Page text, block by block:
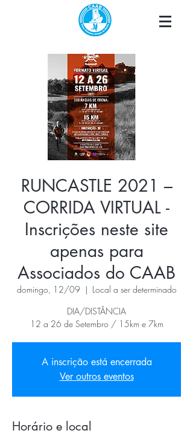
RUNCASTLE 2021 –
CORRIDA VIRTUAL -
Inscrições neste site
apenas para
Associados do CAAB
domingo, 12/09
  |
Local a ser determinado
DIA/DISTÂNCIA
12 a 26 de Setembro / 15km e 7km
A inscrição está encerrada
Ver outros eventos
Horário e local